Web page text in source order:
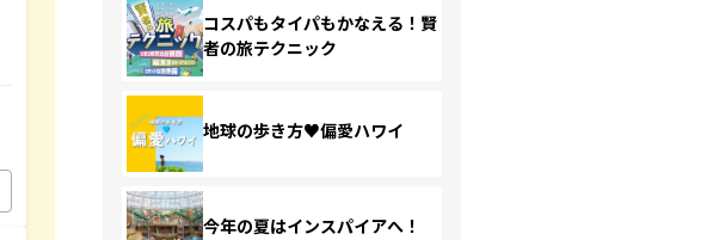
コスパもタイパもかなえる！賢
者の旅テクニック
地球の歩き方♥偏愛ハワイ
今年の夏はインスパイアへ！